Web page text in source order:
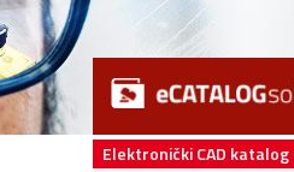
Elektronički CAD katalog